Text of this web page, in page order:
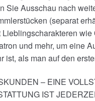
Sie Ausschau nach
(separat
wie
und mehr, um eine
ist, als man auf den
– EINE
IST